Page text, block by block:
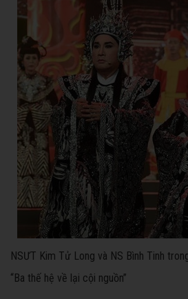
NSƯT Kim Tử Long và NS Bình Tinh
“Ba thế hệ về lại cội nguồn”